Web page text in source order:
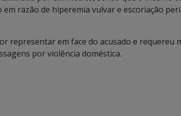
em razão de hiperemia vulvar e escoriação
representar em face do acusado e requereu
por violência doméstica.